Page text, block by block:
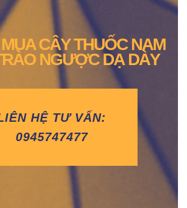
CÂY THUỐC NAM
NGƯỢC DẠ DÀY
HỆ TƯ VẤN:
0945747477